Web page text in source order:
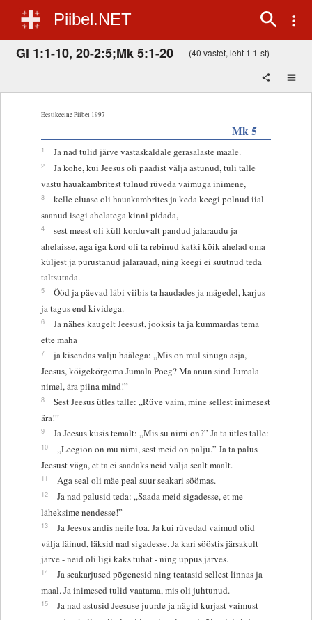
Piibel.NET
Gl 1:1-10, 20-2:5;Mk 5:1-20 (40 vastet, leht 1 1-st)
Eestikeelne Piibel 1997
Mk 5
1 Ja nad tulid järve vastaskaldale gerasalaste maale.
2
Ja kohe, kui Jeesus oli paadist välja astunud, tuli talle
vastu hauakambritest tulnud rüveda vaimuga inimene,
3
kelle eluase oli hauakambrites ja keda keegi polnud iial
saanud isegi ahelatega kinni pidada,
4
sest meest oli küll korduvalt pandud jalaraudu ja
ahelaisse, aga iga kord oli ta rebinud katki kõik ahelad oma
küljest ja purustanud jalarauad, ning keegi ei suutnud teda
taltsutada.
5
Ööd ja päevad läbi viibis ta haudades ja mägedel, karjus
ja tagus end kividega.
6
Ja nähes kaugelt Jeesust, jooksis ta ja kummardas tema
ette maha
7
ja kisendas valju häälega: „Mis on mul sinuga asja,
Jeesus, kõigekõrgema Jumala Poeg? Ma anun sind Jumala
nimel, ära piina mind!”
8
Sest Jeesus ütles talle: „Rüve vaim, mine sellest inimesest
ära!”
9 Ja Jeesus küsis temalt: „Mis su nimi on?” Ja ta ütles talle:
10
„Leegion on mu nimi, sest meid on palju.” Ja ta palus
Jeesust väga, et ta ei saadaks neid välja sealt maalt.
11 Aga seal oli mäe peal suur seakari söömas.
12
Ja nad palusid teda: „Saada meid sigadesse, et me
läheksime nendesse!”
13
Ja Jeesus andis neile loa. Ja kui rüvedad vaimud olid
välja läinud, läksid nad sigadesse. Ja kari sööstis järsakult
järve - neid oli ligi kaks tuhat - ning uppus järves.
14
Ja seakarjused põgenesid ning teatasid sellest linnas ja
maal. Ja inimesed tulid vaatama, mis oli juhtunud.
15
Ja nad astusid Jeesuse juurde ja nägid kurjast vaimust